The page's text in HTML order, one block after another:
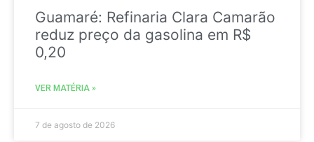
Guamaré: Refinaria Clara Camarão
reduz preço da gasolina em R$
0,20
VER MATÉRIA »
7 de agosto de 2026